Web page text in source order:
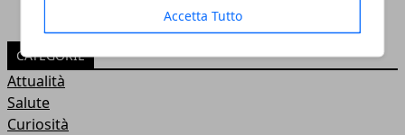
Accetta Tutto
CATEGORIE
Attualità
Salute
Curiosità